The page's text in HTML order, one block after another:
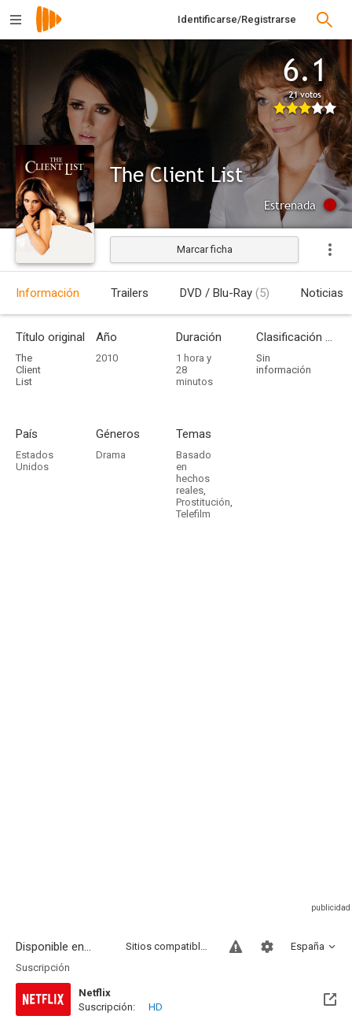
Identificarse/Registrarse
6.1
21 votos
The Client List
Estrenada
Marcar ficha
Información Trailers DVD / Blu-Ray (5) Noticias
Título original
The
Client
List
Año
2010
Duración
1 hora y
28
minutos
Clasificación por edades
Sin
información
País
Estados
Unidos
Géneros
Drama
Temas
Basado
en
hechos
reales,
Prostitución,
Telefilm
Disponible en... España
Sitios compatibles
Suscripción
Netflix
Suscripción:
HD